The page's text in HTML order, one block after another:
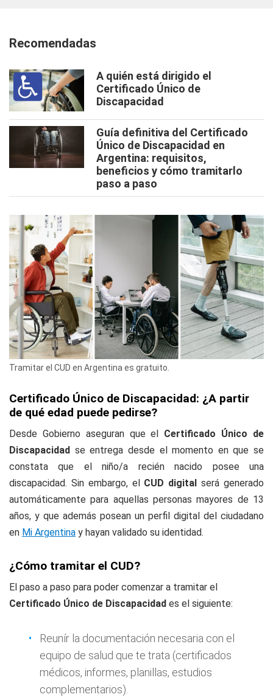
Recomendadas
A quién está dirigido el
Certificado Único de
Discapacidad
Guía definitiva del Certificado
Único de Discapacidad en
Argentina: requisitos,
beneficios y cómo tramitarlo
paso a paso
Tramitar el CUD en Argentina es gratuito.
Certificado Único de Discapacidad: ¿A partir
de qué edad puede pedirse?
Desde Gobierno aseguran que el Certificado Único de
Discapacidad se entrega desde el momento en que se
constata que el niño/a recién nacido posee una
discapacidad. Sin embargo, el CUD digital será generado
automáticamente para aquellas personas mayores de 13
años, y que además posean un perfil digital del ciudadano
en Mi Argentina y hayan validado su identidad.
¿Cómo tramitar el CUD?
El paso a paso para poder comenzar a tramitar el
Certificado Único de Discapacidad es el siguiente:
Reunír la documentación necesaria con el
equipo de salud que te trata (certificados
médicos, informes, planillas, estudios
complementarios).